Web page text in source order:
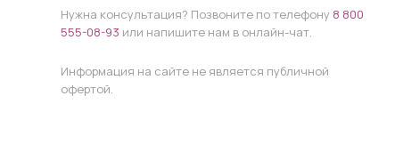
Нужна консультация? Позвоните по телефону 8 800
555-08-93 или напишите нам в онлайн-чат.
Информация на сайте не является публичной
офертой.